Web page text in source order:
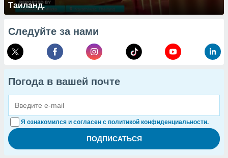
Таиланд.
Следуйте за нами
Погода в вашей почте
Я ознакомился и согласен с политикой конфиденциальности.